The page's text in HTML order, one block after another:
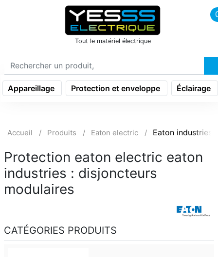
icon menu burger
Tout le matériel électrique
Appareillage Protection et enveloppe Éclairage
Accueil Produits Eaton electric Eaton industries
Protection eaton electric eaton
industries : disjoncteurs
modulaires
CATÉGORIES PRODUITS